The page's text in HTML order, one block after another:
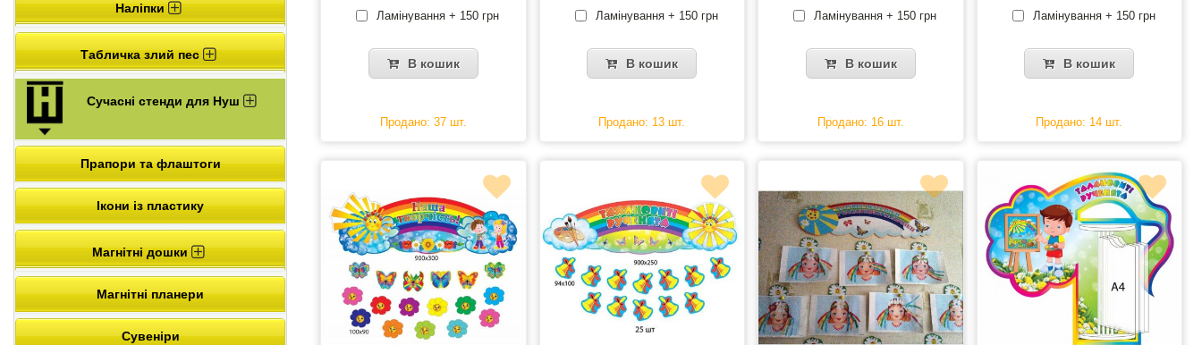
Наліпки
Табличка злий пес
Сучасні стенди для Нуш
Прапори та флаштоги
Ікони із пластику
Магнітні дошки
Магнітні планери
Сувеніри
Ламінування + 150 грн
В кошик
Продано: 37 шт.
Ламінування + 150 грн
В кошик
Продано: 13 шт.
Ламінування + 150 грн
В кошик
Продано: 16 шт.
Ламінування + 150 грн
В кошик
Продано: 14 шт.